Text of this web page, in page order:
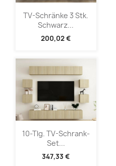
TV-Schränke 3 Stk.
Schwarz...
200,02 €
10-Tlg. TV-Schrank-
Set...
347,33 €